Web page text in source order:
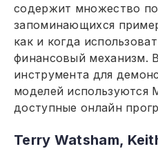
содержит множество
запоминающихся
как и когда
финансовый механизм.
инструмента для
моделей используются
доступные онлайн
Terry Watsham,